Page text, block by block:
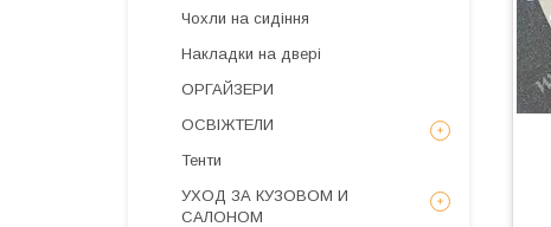
Чохли на сидіння
Накладки на двері
ОРГАЙЗЕРИ
ОСВІЖТЕЛИ
Тенти
УХОД ЗА КУЗОВОМ И
САЛОНОМ